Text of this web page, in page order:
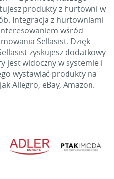
produkty z hurtowni w
Integracja z hurtowniami
wśród
Sellasist. Dzięki
zyskujesz dodatkowy
jest widoczny w systemie i
wystawiać produkty na
Allegro, eBay, Amazon.